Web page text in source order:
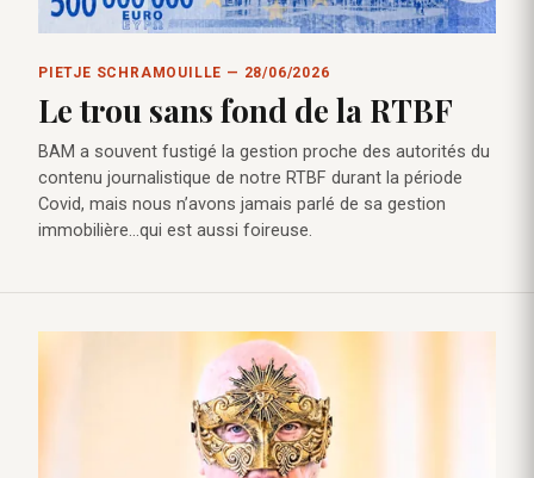
PIETJE SCHRAMOUILLE — 28/06/2026
Le trou sans fond de la RTBF
BAM a souvent fustigé la gestion proche des autorités du
contenu journalistique de notre RTBF durant la période
Covid, mais nous n’avons jamais parlé de sa gestion
immobilière…qui est aussi foireuse.